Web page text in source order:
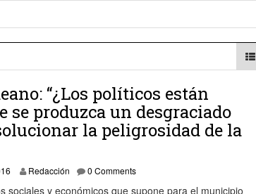
Nicolás guarda un minuto de silencio en
Agricultura abordan las necesidades del campo
San Nicolás’ apuesta por una renovación de
como alcalde del Ayuntamiento de La Aldea de
“¿Los políticos están
se produzca un desgraciado
la peligrosidad de la
9 noviembre, 2016
Redacción 0 Comments
y económicos que supone para el municipio